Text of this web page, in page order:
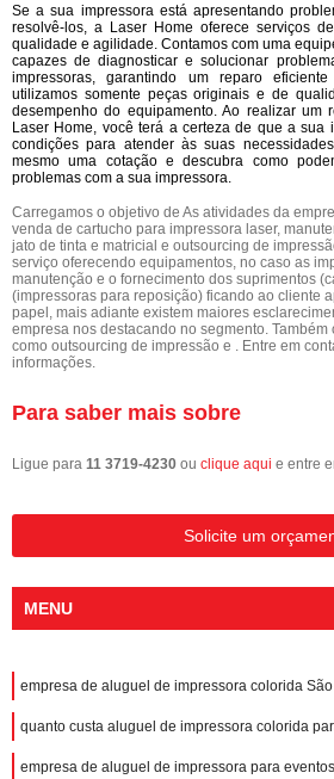
Se a sua impressora está apresentando
resolvê-los, a Laser Home oferece serviços
qualidade e agilidade. Contamos com uma
capazes de diagnosticar e solucionar
impressoras, garantindo um reparo
utilizamos somente peças originais e de
desempenho do equipamento. Ao realizar um
Laser Home, você terá a certeza de que a sua
condições para atender às suas
mesmo uma cotação e descubra como
problemas com a sua impressora.
Carregamos o objetivo de As atividades da
venda de cartucho para impressora laser,
jato de tinta e matricial e outsourcing de
serviço oferecendo equipamentos, no caso as
manutenção e o fornecimento dos suprimentos
(impressoras para reposição) ficando ao cliente
papel, mais adiante existem maiores
empresa nos destacando no segmento.
como outsourcing de impressão e . Entre em
informações.
Para saber mais sobre
Ligue para 11 3719-4230 ou clique aqui e entre
Solicite um
MENU
empresa de aluguel de impressora colorida
quanto custa aluguel de impressora colorida
empresa de aluguel de impressora para